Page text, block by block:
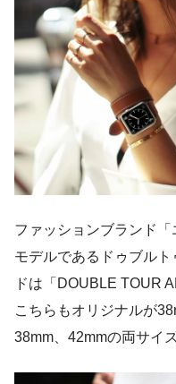
ファッションブランド
モデルであるドゥブル
ドは 「DOUBLE TOUR
こちらもオリジナルが
38mm、42mmの両サイ